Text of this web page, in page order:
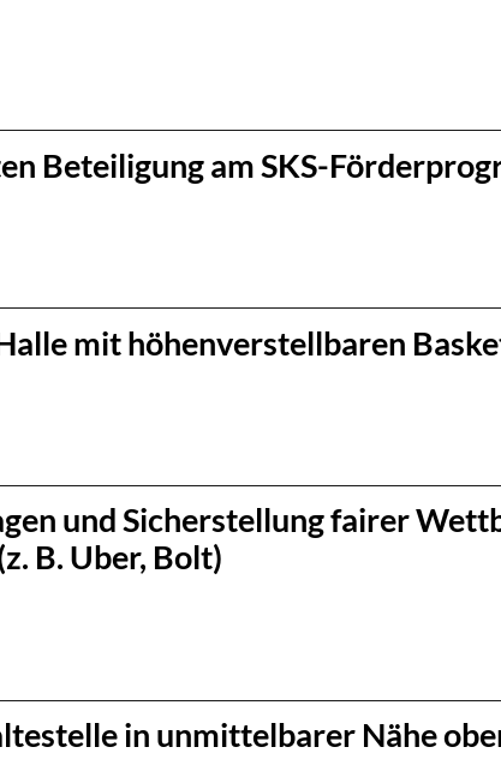
Beteiligung am SKS-
mit höhenverstellbaren
und Sicherstellung fairer
B. Uber, Bolt)
in unmittelbarer Nähe